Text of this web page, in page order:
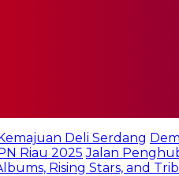
Deli Serdang
Riau 2025 Jalan
Rising Stars, and